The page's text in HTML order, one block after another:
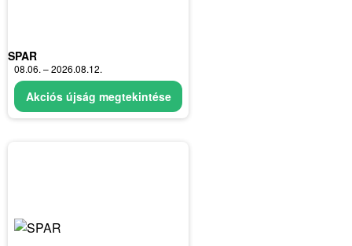
SPAR
08.06. – 2026.08.12.
Akciós újság megtekintése